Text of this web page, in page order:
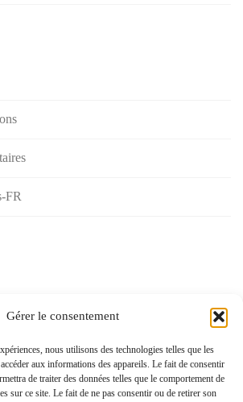
Gérer le consentement
nous utilisons des technologies telles que les
aux informations des appareils. Le fait de consentir
de traiter des données telles que le comportement de
sur ce site. Le fait de ne pas consentir ou de retirer son
FR